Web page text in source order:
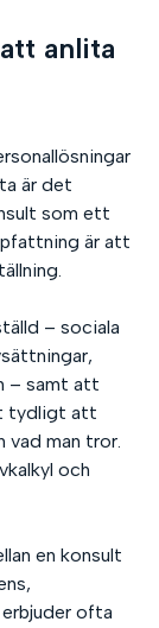
anlita
är det
som ett
är att
– sociala
– samt att
tydligt att
vad man tror.
och
en konsult
ofta